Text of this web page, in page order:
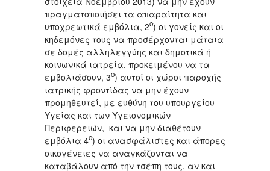
πραγματοποιήσει τα απαραίτητα και
υποχρεωτικά εμβόλια, 2ο) οι γονείς και οι
κηδεμόνες τους να προσέρχονται μάταια
σε δομές αλληλεγγύης και δημοτικά ή
κοινωνικά ιατρεία, προκειμένου να τα
εμβολιάσουν, 3ο) αυτοί οι χώροι παροχής
ιατρικής φροντίδας να μην έχουν
προμηθευτεί, με ευθύνη του υπουργείου
Υγείας και των Υγειονομικών
Περιφερειών, και να μην διαθέτουν
εμβόλια 4ο) οι ανασφάλιστες και άπορες
οικογένειες να αναγκάζονται να
καταβάλουν από την τσέπη τους, αν και